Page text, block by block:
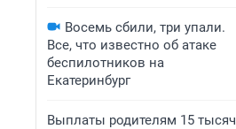
Восемь сбили, три упали.
Все, что известно об атаке
беспилотников на
Екатеринбург
Выплаты родителям 15 тысяч